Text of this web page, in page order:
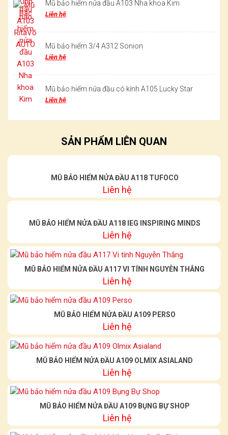
Mũ bảo hiểm nửa đầu A103 Nha khoa Kim
Liên hệ
Mũ bảo hiểm 3/4 A312 Sonion
Liên hệ
Mũ bảo hiểm nửa đầu có kính A105 Lucky Star
Liên hệ
SẢN PHẨM LIÊN QUAN
MŨ BẢO HIỂM NỬA ĐẦU A118 TUFOCO
Liên hệ
MŨ BẢO HIỂM NỬA ĐẦU A118 IEG INSPIRING MINDS
Liên hệ
MŨ BẢO HIỂM NỬA ĐẦU A117 VI TÍNH NGUYỄN THẮNG
Liên hệ
MŨ BẢO HIỂM NỬA ĐẦU A109 PERSO
Liên hệ
MŨ BẢO HIỂM NỬA ĐẦU A109 OLMIX ASIALAND
Liên hệ
MŨ BẢO HIỂM NỬA ĐẦU A109 BỤNG BỰ SHOP
Liên hệ